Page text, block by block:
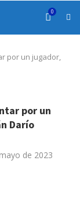
0
por un jugador,
por un
Darío
de 2023